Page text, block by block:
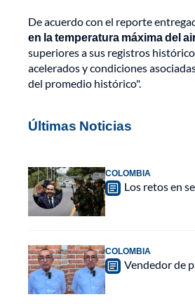
De acuerdo con el reporte
en la temperatura máxima del
superiores a sus registros
acelerados y condiciones
del promedio histórico".
Últimas Noticias
COLOMBIA
Los retos en
COLOMBIA
Vendedor de